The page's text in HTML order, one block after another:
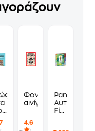
Φονικά
αινίγματα
4.6
Panini
Fifa